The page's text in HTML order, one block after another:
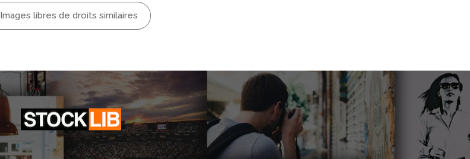
Images libres de droits similaires